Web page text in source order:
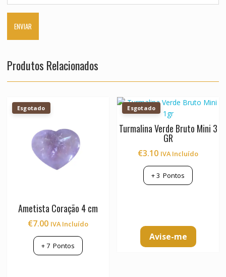
Produtos Relacionados
Esgotado
Ametista Coração 4 cm
€7.00 IVA Incluído
+7Pontos
Esgotado
Turmalina Verde Bruto Mini 3
GR
€3.10 IVA Incluído
+3 Pontos
Avise-me